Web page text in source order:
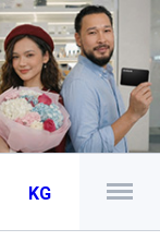
KG